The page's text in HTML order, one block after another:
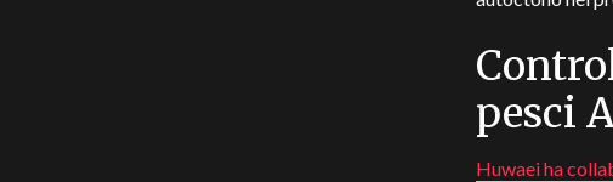
pesci
Huwaei ha